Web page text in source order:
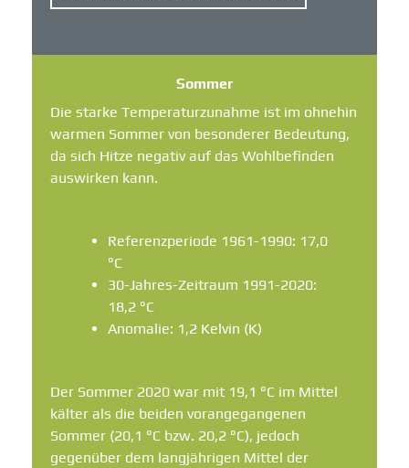
Sommer
Die starke Temperaturzunahme ist im ohnehin
warmen Sommer von besonderer Bedeutung,
da sich Hitze negativ auf das Wohlbefinden
auswirken kann.
Referenzperiode 1961-1990: 17,0
°C
30-Jahres-Zeitraum 1991-2020:
18,2 °C
Anomalie: 1,2 Kelvin (K)
Der Sommer 2020 war mit 19,1 °C im Mittel
kälter als die beiden vorangegangenen
Sommer (20,1 °C bzw. 20,2 °C), jedoch
gegenüber dem langjährigen Mittel der